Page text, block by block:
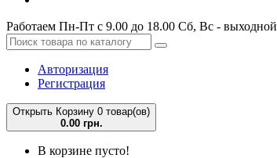
Работаем Пн-Пт с 9.00 до 18.00 Сб, Вс - выходной
Авторизация
Регистрация
Открыть Корзину 0 товар(ов)
0.00 грн.
В корзине пусто!